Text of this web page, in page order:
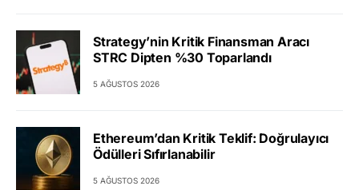
Strategy’nin Kritik Finansman Aracı
STRC Dipten %30 Toparlandı
5 AĞUSTOS 2026
Ethereum’dan Kritik Teklif: Doğrulayıcı
Ödülleri Sıfırlanabilir
5 AĞUSTOS 2026